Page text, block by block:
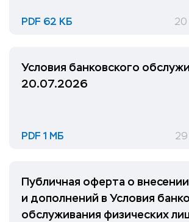
PDF 62 КБ 20
Условия банковского
20.07.2026
PDF 1 МБ
Публичная оферта о
и дополнений в Условия
обслуживания физических